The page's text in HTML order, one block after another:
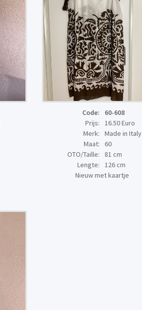
Code:
60-608
Prijs:
16.50 Euro
Merk:
Made in Italy
Maat:
60
OTO/Taille:
81 cm
Lengte:
126 cm
Nieuw met kaartje